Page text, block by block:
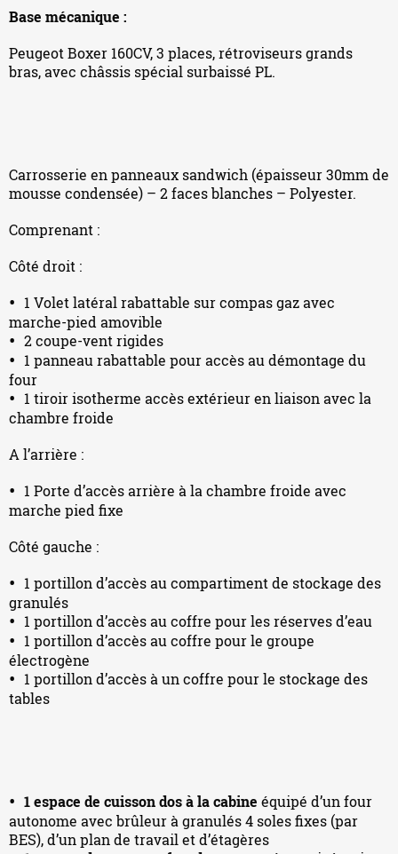
Base mécanique :
Peugeot Boxer 160CV, 3 places, rétroviseurs grands
bras, avec châssis spécial surbaissé PL.
Carrosserie en panneaux sandwich (épaisseur 30mm de
mousse condensée) – 2 faces blanches – Polyester.
Comprenant :
Côté droit :
1 Volet latéral rabattable sur compas gaz avec
marche-pied amovible
2 coupe-vent rigides
1 panneau rabattable pour accès au démontage du
four
1 tiroir isotherme accès extérieur en liaison avec la
chambre froide
A l’arrière :
1 Porte d’accès arrière à la chambre froide avec
marche pied fixe
Côté gauche :
1 portillon d’accès au compartiment de stockage des
granulés
1 portillon d’accès au coffre pour les réserves d’eau
1 portillon d’accès au coffre pour le groupe
électrogène
1 portillon d’accès à un coffre pour le stockage des
tables
1 espace de cuisson dos à la cabine équipé d’un four
autonome avec brûleur à granulés 4 soles fixes (par
BES), d’un plan de travail et d’étagères